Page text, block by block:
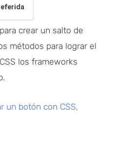
crear un salto de
métodos para lograr el
los frameworks
un botón con CSS,